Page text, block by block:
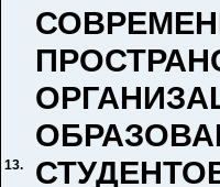
13.